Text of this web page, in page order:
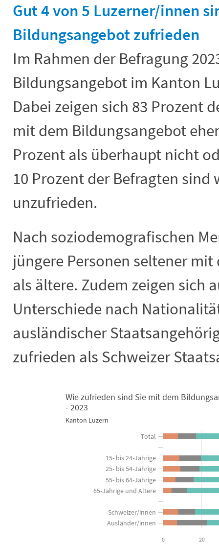
Gut 4 von 5 Luzerner/innen
Bildungsangebot zufrieden
Im Rahmen der Befragung
Bildungsangebot im Kanton
Dabei zeigen sich 83 Prozent
mit dem Bildungsangebot
Prozent als überhaupt nicht
10 Prozent der Befragten
unzufrieden.
Nach soziodemografischen
jüngere Personen seltener
als ältere. Zudem zeigen sich
Unterschiede nach
ausländischer
zufrieden als Schweizer
Wie zufrieden sind Sie mit dem
Bar chart with 3 data series.
View as data table, Wie zufrieden sind Sie mit dem Bildungsangebot
The chart has 1 X axis displaying categories.
The chart has 1 Y axis displaying in Prozent der Bevölkerung.
Wie zufrieden sind Sie mit dem
- 2023
Kanton Luzern
0 20
Ausländer/innen
Schweizer/innen
65-Jährige und Ältere
55- bis 64-Jährige
25- bis 54-Jährige
15- bis 24-Jährige
Total